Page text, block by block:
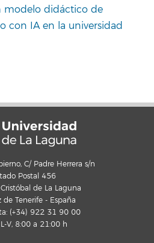
modelo didáctico de
con IA en la universidad
C/ Padre Herrera s/n
Postal 456
de La Laguna
de Tenerife - España
(+34) 922 31 90 00
V, 8:00 a 21:00 h